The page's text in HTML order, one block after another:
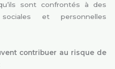
sont confrontés à des
et personnelles
contribuer au risque de